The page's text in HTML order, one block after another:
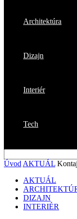
Architektúra
Dizajn
Interiér
Tech
Úvod AKTUÁL
AKTUÁL
DIZAJN
INTERIÉR